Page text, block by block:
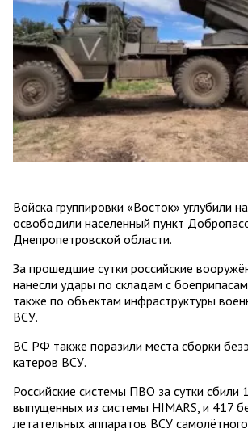
Войска группировки «Восток» углубили
освободили населенный пункт
Днепропетровской области.
За прошедшие сутки российские
нанесли удары по складам с
также по объектам инфраструктуры
ВСУ.
ВС РФ также поразили места сборки
катеров ВСУ.
Российские системы ПВО за сутки сбили
выпущенных из системы HIMARS, и 417
летательных аппаратов ВСУ